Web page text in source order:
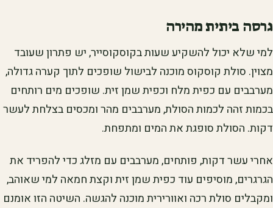
גרסה ביתית מהירה
למי שלא יכול להשקיע שעות בקוסקוסייר, יש פתרון שעובד
מצוין. סולת קוסקוס מוכנה לבישול שופכים לתוך קערה גדולה,
מערבבים עם כפית מלח וכפית שמן זית. שופכים מים רותחים
בכמות זהה לכמות הסולת, מערבבים מהר ומכסים בצלחת לעשר
דקות. הסולת סופגת את המים ומתפחת.
אחרי עשר דקות, פותחים, מערבבים עם מזלג כדי להפריד את
הגרגרים, מוסיפים עוד כפית שמן זית וקצת חמאה למי שאוהב,
ומקבלים סולת רכה ואוורירית מוכנה להגשה. השיטה הזו אומנם